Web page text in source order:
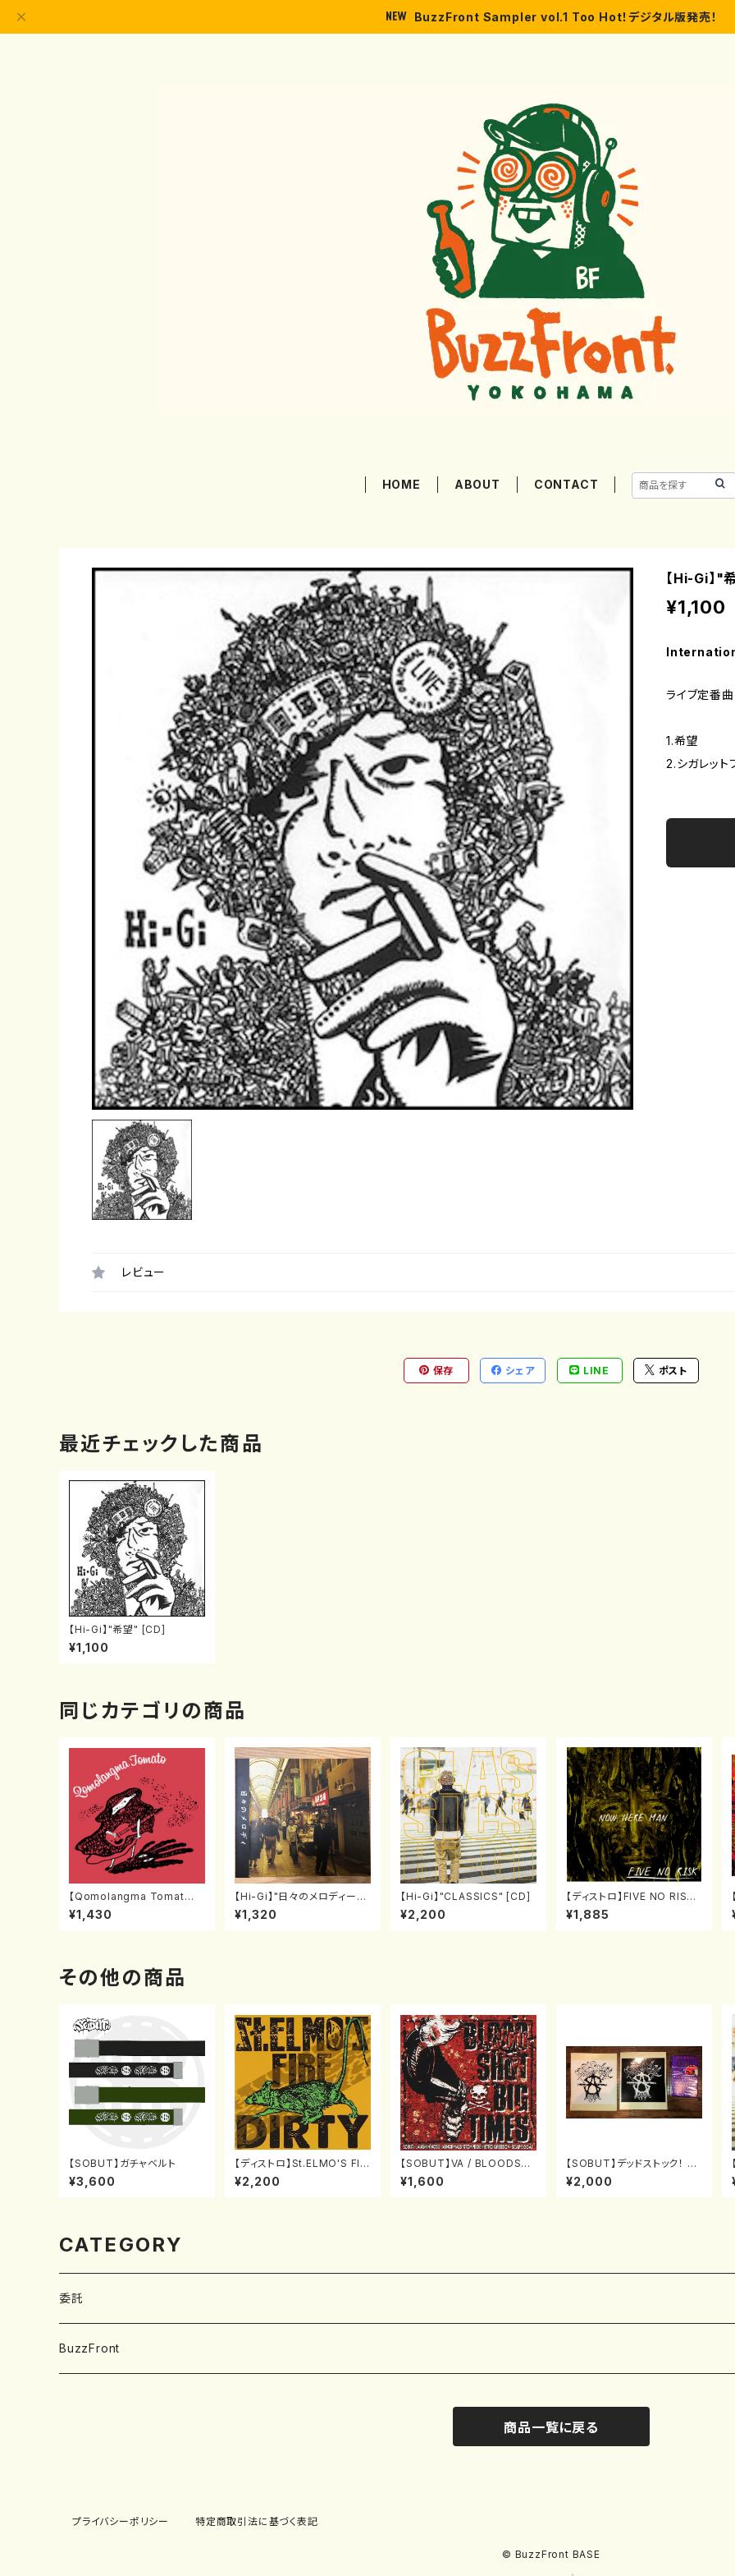
BuzzFront Sampler vol.1 Too Hot！デジタル版発売！
HOME ABOUT CONTACT
【Hi-Gi】
¥1,100
ライブ定番曲
1.希望
2.シガレット
レビュー
保存 シェア LINE ポスト
最近チェックした商品
【Hi-Gi】"希望" [CD]
¥1,100
同じカテゴリの商品
【Qomolangma Tomat
o】"TANPO / MACAO"
[7”シングルレコード]
¥1,430
【Hi-Gi】"日々のメロディー"
[CD]
¥1,320
【Hi-Gi】"CLASSICS" [CD]
¥2,200
【ディストロ】FIVE NO RISK
"NOW HERE MAN" [CD]
¥1,885
その他の商品
【SOBUT】ガチャベルト
¥3,600
【ディストロ】St.ELMO'S FIR
E "DIRTY" [CD]
¥2,200
【SOBUT】VA / BLOODSH
OT BIG TIME [LP]
¥1,600
【SOBUT】デッドストック！ A
NTI SOCIALステッカー&リ
ストバンド
¥2,000
CATEGORY
委託
SOBUT
BuzzFront
商品一覧に戻る
プライバシーポリシー 特定商取引法に基づく表記
© BuzzFront BASE